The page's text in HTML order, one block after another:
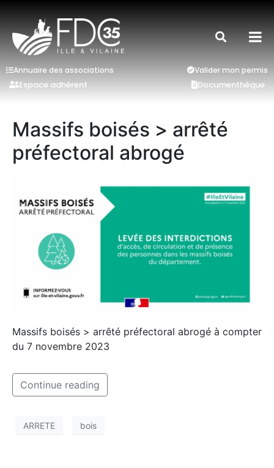
Annuaire des associations Valider mon permis
Espace adhérent Documenthèque
Massifs boisés > arrêté
préfectoral abrogé
Massifs boisés > arrêté préfectoral abrogé à compter
du 7 novembre 2023
Continue reading
ARRETE bois